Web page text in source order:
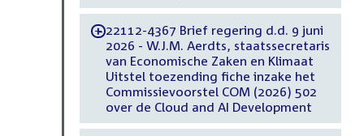
-22112-4367 Brief regering d.d. 9 juni
2026 - W.J.M. Aerdts, staatssecretaris
van Economische Zaken en Klimaat
Uitstel toezending fiche inzake het
Commissievoorstel COM (2026) 502
over de Cloud and AI Development